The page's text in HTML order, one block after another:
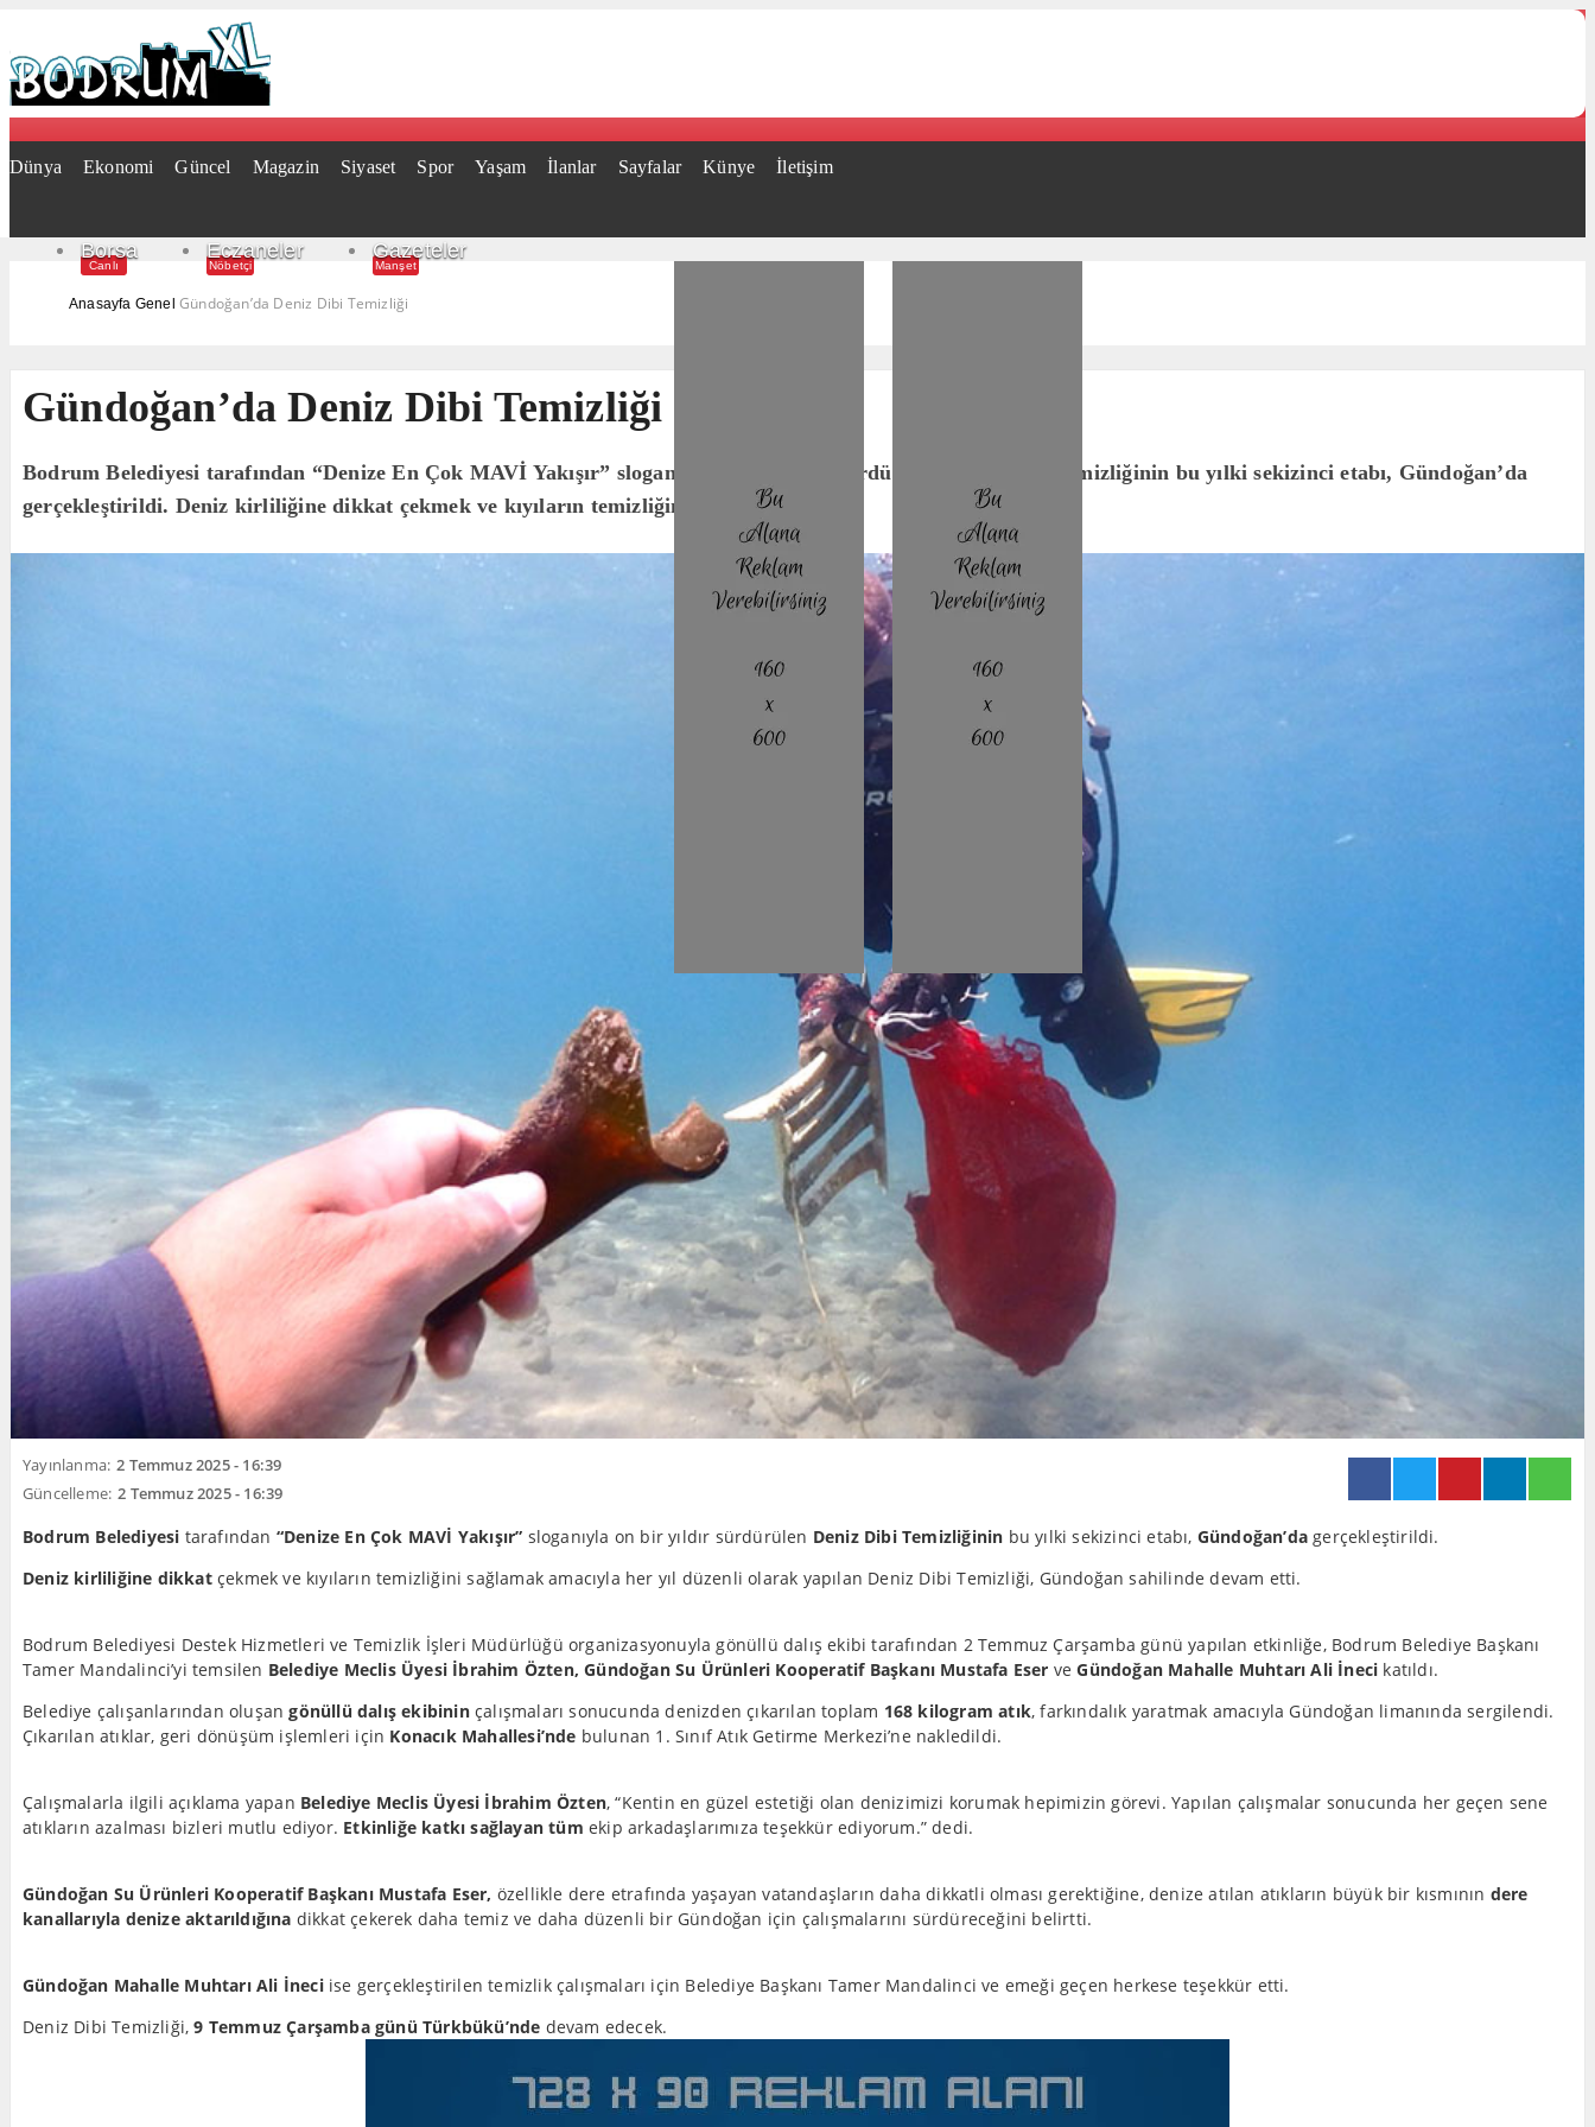
Dünya Ekonomi Güncel Magazin Siyaset Spor Yaşam İlanlar Sayfalar Künye İletişim
Borsa
Canlı
Eczaneler
Nöbetçi
Gazeteler
Manşet
Anasayfa Genel Gündoğan’da Deniz Dibi Temizliği
Gündoğan’da Deniz Dibi Temizliği
Bodrum Belediyesi tarafından “Denize En Çok MAVİ Yakışır” sloganıyla on bir yıldır sürdürülen Deniz Dibi Temizliğinin bu yılki sekizinci etabı, Gündoğan’da
gerçekleştirildi. Deniz kirliliğine dikkat çekmek ve kıyıların temizliğini sağlamak..
Yayınlanma: 2 Temmuz 2025 - 16:39
Güncelleme: 2 Temmuz 2025 - 16:39
Bodrum Belediyesi tarafından “Denize En Çok MAVİ Yakışır” sloganıyla on bir yıldır sürdürülen Deniz Dibi Temizliğinin bu yılki sekizinci etabı, Gündoğan’da gerçekleştirildi.
Deniz kirliliğine dikkatçekmek ve kıyıların temizliğini sağlamak amacıyla her yıl düzenli olarak yapılan Deniz Dibi Temizliği, Gündoğan sahilinde devam etti.
Bodrum Belediyesi Destek Hizmetleri ve Temizlik İşleri Müdürlüğü organizasyonuyla gönüllü dalış ekibi tarafından 2 Temmuz Çarşamba günü yapılan etkinliğe, Bodrum Belediye Başkanı
Tamer Mandalinci’yi temsilen Belediye Meclis Üyesi İbrahim Özten, Gündoğan Su Ürünleri Kooperatif Başkanı Mustafa Eser veGündoğan Mahalle Muhtarı Ali İneci katıldı.
Belediye çalışanlarından oluşan gönüllü dalış ekibininçalışmaları sonucunda denizden çıkarılan toplam 168 kilogram atık, farkındalık yaratmak amacıyla Gündoğan limanında sergilendi.
Çıkarılan atıklar, geri dönüşüm işlemleri için Konacık Mahallesi’nde bulunan 1. Sınıf Atık Getirme Merkezi’ne nakledildi.
Çalışmalarla ilgili açıklama yapan Belediye Meclis Üyesi İbrahim Özten, “Kentin en güzel estetiği olan denizimizi korumak hepimizin görevi. Yapılan çalışmalar sonucunda her geçen sene
atıkların azalması bizleri mutlu ediyor. Etkinliğe katkı sağlayan tüm ekip arkadaşlarımıza teşekkür ediyorum.” dedi.
Gündoğan Su Ürünleri Kooperatif Başkanı Mustafa Eser, özellikle dere etrafında yaşayan vatandaşların daha dikkatli olması gerektiğine, denize atılan atıkların büyük bir kısmının dere
kanallarıyla denize aktarıldığına dikkat çekerek daha temiz ve daha düzenli bir Gündoğan için çalışmalarını sürdüreceğini belirtti.
Gündoğan Mahalle Muhtarı Ali İneciise gerçekleştirilen temizlik çalışmaları için Belediye Başkanı Tamer Mandalinci ve emeği geçen herkese teşekkür etti.
Deniz Dibi Temizliği,9 Temmuz Çarşamba günü Türkbükü’nde devam edecek.